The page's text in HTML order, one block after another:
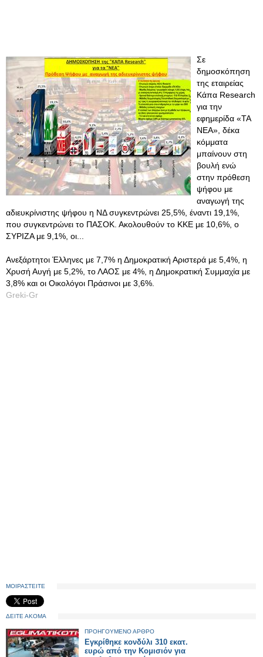
Σε
δημοσκόπηση
της εταιρείας
Κάπα Research
για την
εφημερίδα «ΤΑ
ΝΕΑ», δέκα
κόμματα
μπαίνουν στη
βουλή ενώ
στην πρόθεση
ψήφου με
αναγωγή της
αδιευκρίνιστης ψήφου η ΝΔ συγκεντρώνει 25,5%, έναντι 19,1%,
που συγκεντρώνει το ΠΑΣΟΚ. Ακολουθούν το ΚΚΕ με 10,6%, ο
ΣΥΡΙΖΑ με 9,1%, οι...
Ανεξάρτητοι Έλληνες με 7,7% η Δημοκρατική Αριστερά με 5,4%, η
Χρυσή Αυγή με 5,2%, το ΛΑΟΣ με 4%, η Δημοκρατική Συμμαχία με
3,8% και οι Οικολόγοι Πράσινοι με 3,6%.
Greki-Gr
ΜΟΙΡΑΣΤΕΙΤΕ
ΔΕΙΤΕ ΑΚΟΜΑ
ΠΡΟΗΓΟΥΜΕΝΟ ΑΡΘΡΟ
Εγκρίθηκε κονδύλι 310 εκατ.
ευρώ από την Κομισιόν για